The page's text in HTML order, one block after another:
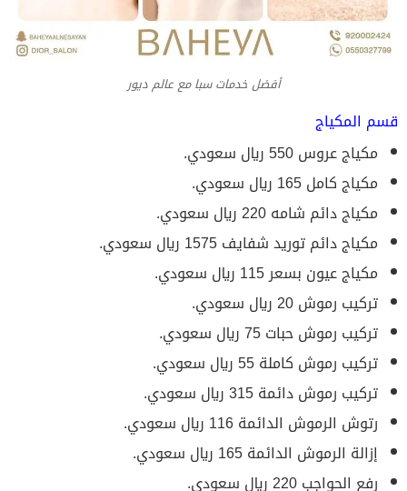
أفضل خدمات سبا مع عالم ديور
قسم المكياج
مكياج عروس 550 ريال سعودي.
مكياج كامل 165 ريال سعودي.
مكياج دائم شامه 220 ريال سعودي.
مكياج دائم توريد شفايف 1575 ريال سعودي.
مكياج عيون بسعر 115 ريال سعودي.
تركيب رموش 20 ريال سعودي.
تركيب رموش حبات 75 ريال سعودي.
تركيب رموش كاملة 55 ريال سعودي.
تركيب رموش دائمة 315 ريال سعودي.
رتوش الرموش الدائمة 116 ريال سعودي.
إزالة الرموش الدائمة 165 ريال سعودي.
رفع الحواجب 220 ريال سعودي.